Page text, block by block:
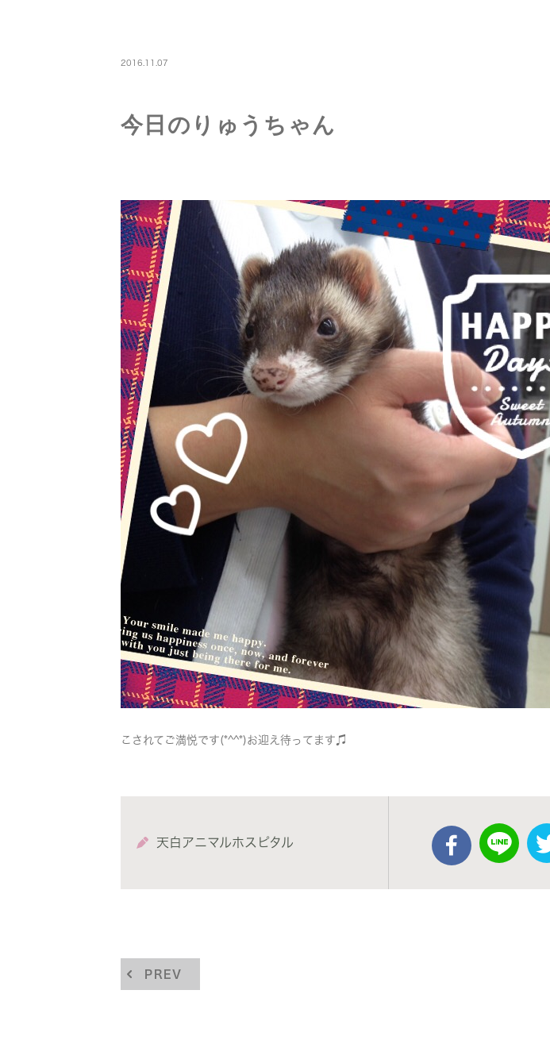
2016.11.07
今日のりゅうちゃん
こされてご満悦です(*^^*)お迎え待ってます♫
天白アニマルホスピタル
PREV